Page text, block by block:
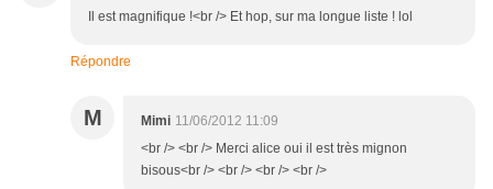
Il est magnifique !<br /> Et hop, sur ma longue liste ! lol
Répondre
M Mimi 11/06/2012 11:09
<br /> <br /> Merci alice oui il est très mignon
bisous<br /> <br /> <br /> <br />